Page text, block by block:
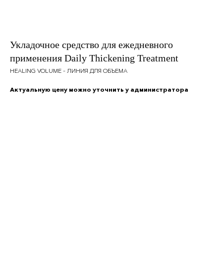
Укладочное средство для ежедневного
применения Daily Thickening Treatment
HEALING VOLUME - ЛИНИЯ ДЛЯ ОБЪЕМА
Актуальную цену можно уточнить у администратора